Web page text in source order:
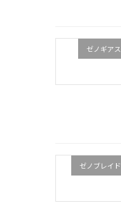
ゼノギアス
ゼノブレイド